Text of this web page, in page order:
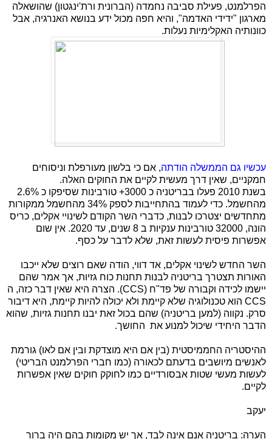
הפרלמנט, פעילת סביבה נחמדה (הברונית ורת'ינגטון) שהושאלה
מארגון "ידידי האדמה", והיא חפה מכול ידע בנושא האנרגיה, אבל
כוונותיה האקלימיות נעלות.
עכשיו גם הממשלה הודתה, אם כי בלשון מעורפלת וניסוחים
חמקניים, שאין דרך מעשית לקיים את החוקים האלה.
בשנת 2010 פעלו בבריטניה כ 3000+ טורבינות שסיפקו כ 2.6%
מהחשמל. כדי לעמוד בהתחייבות לספק 34% מהחשמל ממקורות
מתחדשים יצטרכו לבנות, כדברי השר הקודם לשינויי אקלים, כריס
הונה, 32000 טורבינות ענקיות ב 8 שנים, עד 2020. אין שום
אפשרות פיסית לעשות זאת, שלא לדבר על כסף.
השר החדש לשינוי אקלים, אד דווי, הודה שאם רוצים שלא ייכבו
האורות תצטרך בריטניה לבנות תחנות כוח גזיות, אך אמר שהם
יישמו לכידה וקבורה של פד"ח (CCS). הצרה היא שאין דבר כזה, ה
CCS הוא טכנולוגיה שלא קיימת ולא יכולה להיות קיימת, היא דיבור
סרק. נקווה (למען בריטניה) שהם בכול זאת יבנו תחנות גזיות, שהוא
הדבר היחידי שיכול למנוע את החושך.
ההיסטריה החממיסטית (בין אם היא מוצדקת ובין אם לאו) גורמת
לאנשים מיושבים בדעתם לכאורה (כמו חברי הפרלמנט הבריטי)
לעשות מעשי שטות אבסורדיים כמו לחוקק חוקים שאין אפשרות
לקיים.
יעקב
הערה: בריטניה אנם אינה לבד, אך יש מקומות בהם היה ברור